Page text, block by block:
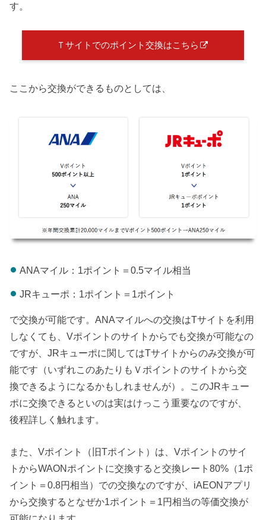
す。
Ｔサイトでのポイント交換はこちら
ここから交換ができるものとしては、
ANAマイル：1ポイント＝0.5マイル相当
JRキューポ：1ポイント＝1ポイント
で交換が可能です。ANAマイルへの交換はTサイトを利用
しなくても、Vポイントのサイトからでも交換が可能なの
ですが、JRキューポに関してはTサイトからのみ交換が可
能です（いずれこのあたりもＶポイントのサイトから交
換できるようになるかもしれませんが）。このJRキュー
ポに交換できるといのは実はけっこう重要なのですが、
後程詳しく触れます。
また、Vポイント（旧Tポイント）は、Vポイントのサイ
トからWAONポイントに交換すると交換レート80%（1ポ
イント＝0.8円相当）での交換なのですが、iAEONアプリ
から交換するとなぜか1ポイント＝1円相当の等価交換が